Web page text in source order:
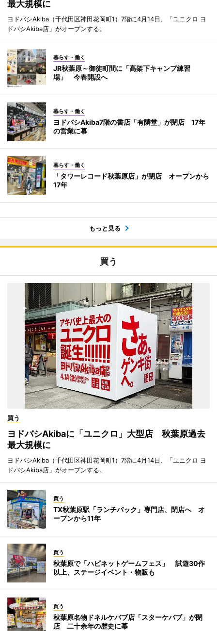
最大規模に
ヨドバシAkiba（千代田区神田花岡町1）7階に4月14日、「ユニクロ ヨ
ドバシAkiba店」がオープンする。
暮らす・働く
JR秋葉原～御徒町間に「高架下キャンプ練習
場」 今春開設へ
暮らす・働く
ヨドバシAkiba7階の書店「有隣堂」が閉店 17年
の営業に幕
暮らす・働く
「タワーレコード秋葉原店」が閉店 オープンから
17年
もっと見る
買う
買う
ヨドバシAkibaに「ユニクロ」大型店 秋葉原過去
最大規模に
ヨドバシAkiba（千代田区神田花岡町1）7階に4月14日、「ユニクロ ヨ
ドバシAkiba店」がオープンする。
買う
TX秋葉原駅「ランチパック」専門店、閉店へ オ
ープンから11年
買う
秋葉原で「ハピネットゲームフェス」 試遊30作
以上、ステージイベント・物販も
買う
秋葉原名物ドネルケバブ店「スターケバブ」が閉
店 二十余年の歴史に幕